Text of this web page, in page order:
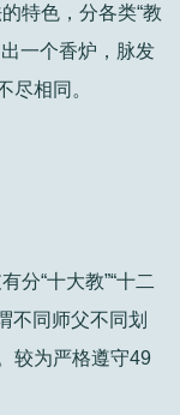
特色，分各类“教
一个香炉，脉发
尽相同。
分“十大教”“十二
不同师父不同划
较为严格遵守49